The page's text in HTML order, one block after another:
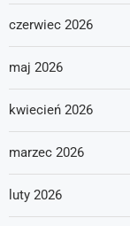
czerwiec 2026
maj 2026
kwiecień 2026
marzec 2026
luty 2026